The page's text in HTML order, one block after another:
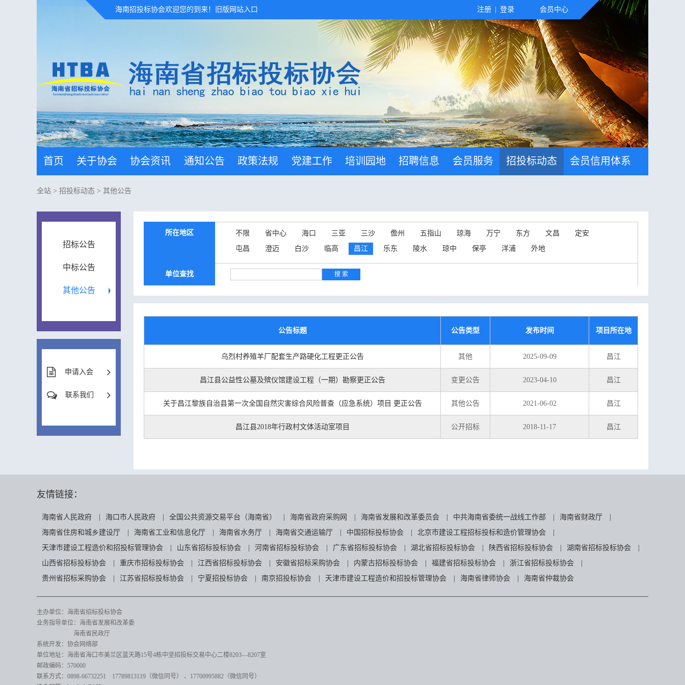
海南招投标协会欢迎您的到来！ 旧版网站入口 注册 登录 会员中心
首页 关于协会 协会资讯 通知公告 政策法规 党建工作 培训园地 招聘信息 会员服务 招投标动态 会员信用体系
全站 > 招投标动态 > 其他公告
招标公告
中标公告
其他公告
申请入会
联系我们
所在地区 不限 省中心 海口 三亚 三沙 儋州 五指山 琼海 万宁 东方 文昌
定安
屯昌
澄迈 白沙 临高 昌江 乐东 陵水 琼中 保亭 洋浦 外地
单位查找
公告标题 公告类型 发布时间 项目所在地
乌烈村养殖羊厂配套生产路硬化工程更正公告 其他 2025-09-09 昌江
昌江县公益性公墓及殡仪馆建设工程（一期）勘察更正公告 变更公告 2023-04-10 昌江
关于昌江黎族自治县第一次全国自然灾害综合风险普查（应急系统）项目 更正公告 其他公告 2021-06-02 昌江
昌江县2018年行政村文体活动室项目 公开招标 2018-11-17 昌江
友情链接：
海南省人民政府 海口市人民政府 全国公共资源交易平台（海南省） 海南省政府采购网 海南省发展和改革委员会 中共海南省委统一战线工作部 海南省财政厅
海南省住房和城乡建设厅
海南省工业和信息化厅 海南省水务厅 海南省交通运输厅 中国招标投标协会 北京市建设工程招标投标和造价管理协会
天津市建设工程造价和招投标管理协会
山东省招标投标协会 河南省招标投标协会 广东省招标投标协会 湖北省招标投标协会 陕西省招标投标协会 湖南省招标投标协会
山西省招标投标协会
重庆市招标投标协会 江西省招标投标协会 安徽省招标采购协会 内蒙古招标投标协会 福建省招标投标协会 浙江省招标投标协会
贵州省招标采购协会
江苏省招标投标协会 宁夏招投标协会 南京招投标协会 天津市建设工程造价和招投标管理协会 海南省律师协会 海南省仲裁协会
主办单位：海南省招标投标协会
业务指导单位：海南省发展和改革委
海南省民政厅
系统开发：协会网络部
单位地址：海南省海口市美兰区蓝天路15号4栋中坚招投标交易中心二楼8203—8207室
邮政编码：570000
联系方式：0898-66732251 17789813119（微信同号）
、17700995882 （微信同号）